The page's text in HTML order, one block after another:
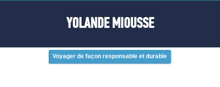
YOLANDE MIOUSSE
Voyager de façon responsable et durable